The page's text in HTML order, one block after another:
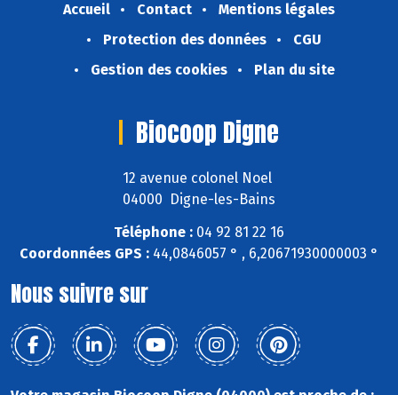
Accueil Contact
Mentions légales
Protection des données
CGU
Gestion des cookies
Plan du site
Biocoop Digne
12 avenue colonel Noel
04000 Digne-les-Bains
Téléphone : 04 92 81 22 16
Coordonnées GPS : 44,0846057 ° , 6,20671930000003 °
Nous suivre sur